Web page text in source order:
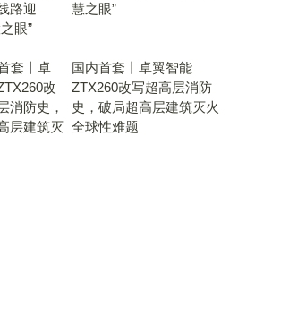
慧之眼”
国内首套丨卓翼智能
ZTX260改写超高层消防
史，破局超高层建筑灭火
全球性难题